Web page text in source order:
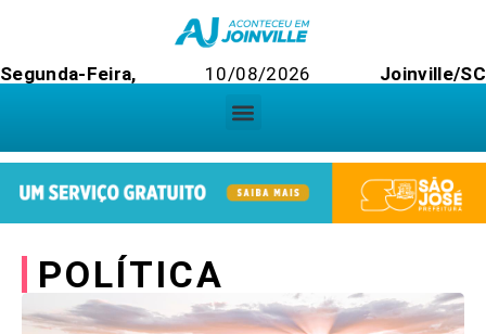
Segunda-Feira, 10/08/2026 Joinville/SC
POLÍTICA